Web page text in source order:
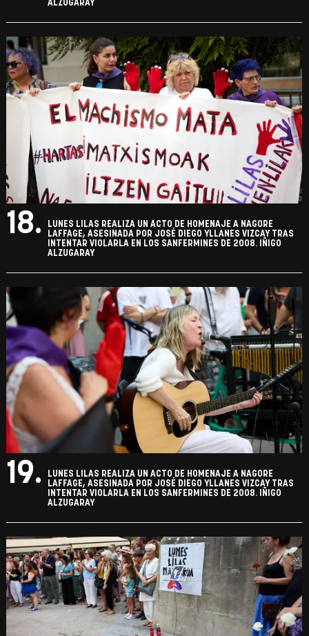
ALZUGARAY
18.
LUNES LILAS REALIZA UN ACTO DE HOMENAJE A NAGORE
LAFFAGE, ASESINADA POR JOSÉ DIEGO YLLANES VIZCAY TRAS
INTENTAR VIOLARLA EN LOS SANFERMINES DE 2008. IÑIGO
ALZUGARAY
19.
LUNES LILAS REALIZA UN ACTO DE HOMENAJE A NAGORE
LAFFAGE, ASESINADA POR JOSÉ DIEGO YLLANES VIZCAY TRAS
INTENTAR VIOLARLA EN LOS SANFERMINES DE 2008. IÑIGO
ALZUGARAY